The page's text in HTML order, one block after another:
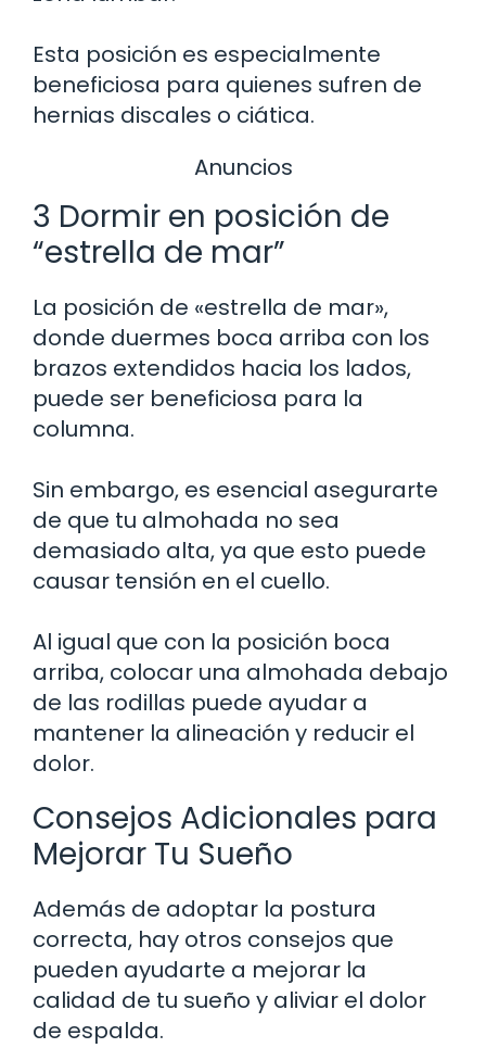
Esta posición es especialmente
beneficiosa para quienes sufren de
hernias discales o ciática.
Anuncios
3 Dormir en posición de
“estrella de mar”
La posición de «estrella de mar»,
donde duermes boca arriba con los
brazos extendidos hacia los lados,
puede ser beneficiosa para la
columna.
Sin embargo, es esencial asegurarte
de que tu almohada no sea
demasiado alta, ya que esto puede
causar tensión en el cuello.
Al igual que con la posición boca
arriba, colocar una almohada debajo
de las rodillas puede ayudar a
mantener la alineación y reducir el
dolor.
Consejos Adicionales para
Mejorar Tu Sueño
Además de adoptar la postura
correcta, hay otros consejos que
pueden ayudarte a mejorar la
calidad de tu sueño y aliviar el dolor
de espalda.